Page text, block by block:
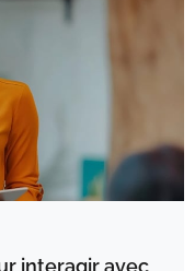
interagir avec